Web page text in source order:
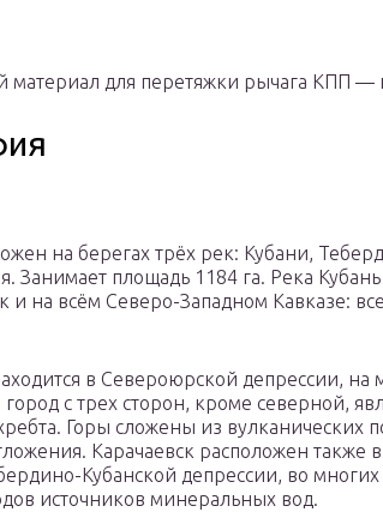
материал для перетяжки рычага КПП
на берегах трёх рек: Кубани,
Занимает площадь 1184 га. Река Кубань
и на всём Северо-Западном Кавказе:
в Североюрской депрессии,
с трех сторон, кроме северной,
Горы сложены из
Карачаевск расположен также
Кубанской депрессии, во многих
источников минеральных вод.